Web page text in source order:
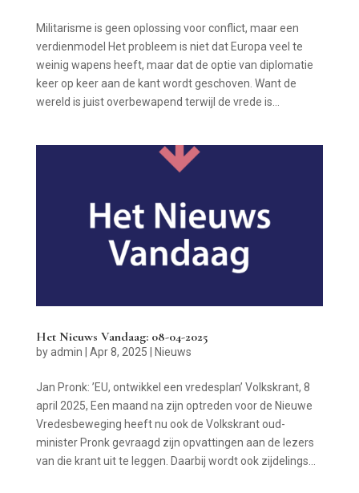
Militarisme is geen oplossing voor conflict, maar een
verdienmodel Het probleem is niet dat Europa veel te
weinig wapens heeft, maar dat de optie van diplomatie
keer op keer aan de kant wordt geschoven. Want de
wereld is juist overbewapend terwijl de vrede is...
Het Nieuws Vandaag: 08-04-2025
byadmin Apr 8, 2025 Nieuws
Jan Pronk: ’EU, ontwikkel een vredesplan’ Volkskrant, 8
april 2025, Een maand na zijn optreden voor de Nieuwe
Vredesbeweging heeft nu ook de Volkskrant oud-
minister Pronk gevraagd zijn opvattingen aan de lezers
van die krant uit te leggen. Daarbij wordt ook zijdelings...